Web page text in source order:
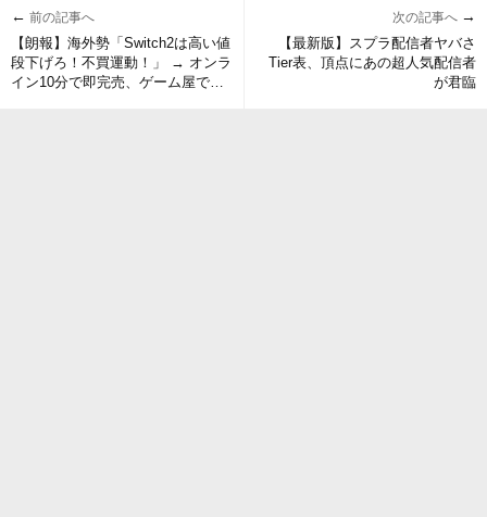
← 前の記事へ
【朗報】海外勢「Switch2は高い値
段下げろ！不買運動！」 → オンラ
イン10分で即完売、ゲーム屋では
次の記事へ →
【最新版】スプラ配信者ヤバさ
Tier表、頂点にあの超人気配信者
が君臨